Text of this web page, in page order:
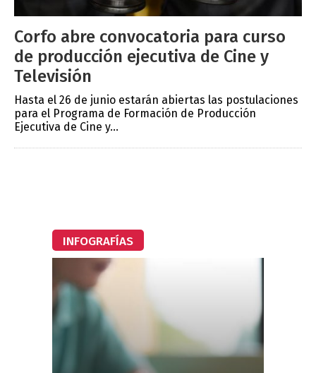
Corfo abre convocatoria para curso
de producción ejecutiva de Cine y
Televisión
Hasta el 26 de junio estarán abiertas las postulaciones
para el Programa de Formación de Producción
Ejecutiva de Cine y...
INFOGRAFÍAS